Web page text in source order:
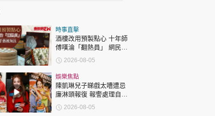
娛樂名人
文化藝術
時政財經
健康生活
飲食旅遊
時事直擊
酒樓改用預製點心 十年師
傅嘆淪「翻熱員」 網民憂
傳統手藝被淘汰
2026-08-05
娛樂焦點
陳凱琳兒子睇戲太嘈遭忌
廉淋頭報復 報警處理自責
護子不力 歐錦棠陳倩揚齊
表態「媽媽有責任」
2026-08-05